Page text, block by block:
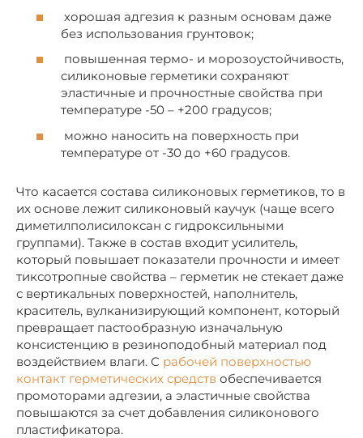
хорошая адгезия к разным основам даже
без использования грунтовок;
повышенная термо- и морозоустойчивость,
силиконовые герметики сохраняют
эластичные и прочностные свойства при
температуре -50 – +200 градусов;
можно наносить на поверхность при
температуре от -30 до +60 градусов.
Что касается состава силиконовых герметиков, то в
их основе лежит силиконовый каучук (чаще всего
диметилполисилоксан с гидроксильными
группами). Также в состав входит усилитель,
который повышает показатели прочности и имеет
тиксотропные свойства – герметик не стекает даже
с вертикальных поверхностей, наполнитель,
краситель, вулканизирующий компонент, который
превращает пастообразную изначальную
консистенцию в резиноподобный материал под
воздействием влаги. С рабочей поверхностью
контакт герметических средств обеспечивается
промоторами адгезии, а эластичные свойства
повышаются за счет добавления силиконового
пластификатора.